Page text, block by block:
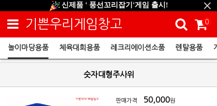
신제품 ' 풍선꼬리잡기'게임 출시!
신규회원 HAPPY EVENT 적립금 5,000원 증정
❤ 신제품 ' 컬링&볼링 ' 출시! ❤
기쁜우리게임창고 0
놀이마당용품 체육대회용품 레크리에이션소품 렌탈용품
숫자대형주사위
판매가격 50,000원